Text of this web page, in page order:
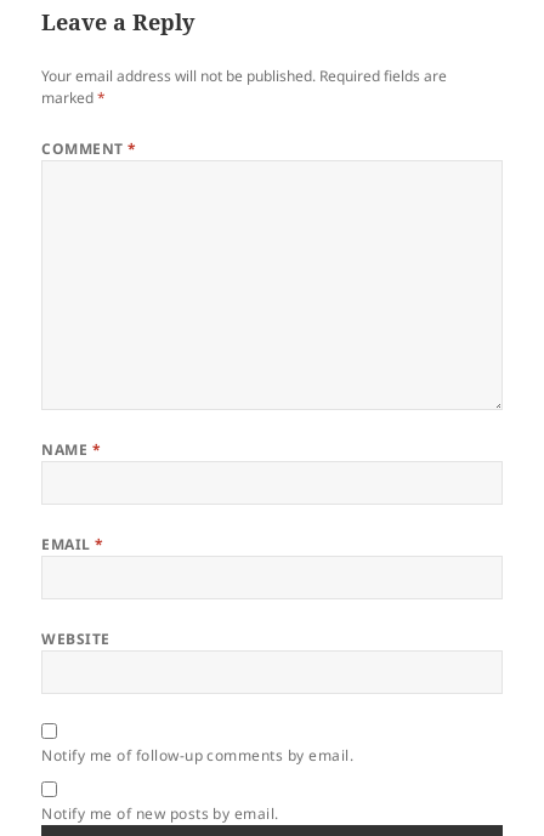
laya Laya a pinamulan sa
umani inam nu isa Isa su
Leave a Reply
Your email address will not be published. Required fields are
marked*
COMMENT*
NAME *
EMAIL*
WEBSITE
Notify me of follow-up comments by email.
Notify me of new posts by email.